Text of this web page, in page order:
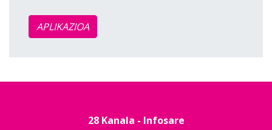
APLIKAZIOA
28 Kanala - Infosare